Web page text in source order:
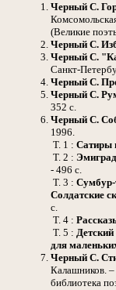
Черный С.
(Великие
Черный С.
Черный С.
Санкт-
Черный С.
Черный С.
352 с.
Черный С.
1996.
Т. 1 : Сатиры
Т. 2 :
- 496 с.
Т. 3 : Сумбур-
Солдатские
с.
Т. 4 :
Т. 5 :
для
Черный С.
Калашников.
библиотека